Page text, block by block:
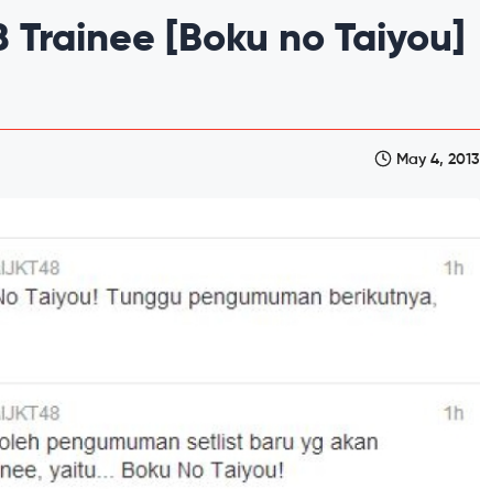
[Boku no Taiyou]
May 4, 2013